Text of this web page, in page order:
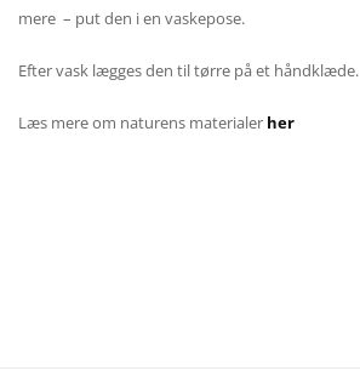
mere – put den i en vaskepose.
Efter vask lægges den til tørre på et håndklæde.
Læs mere om naturens materialer her